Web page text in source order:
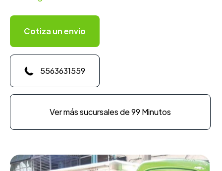
Cotiza un envio
5563631559
Ver más sucursales de 99 Minutos